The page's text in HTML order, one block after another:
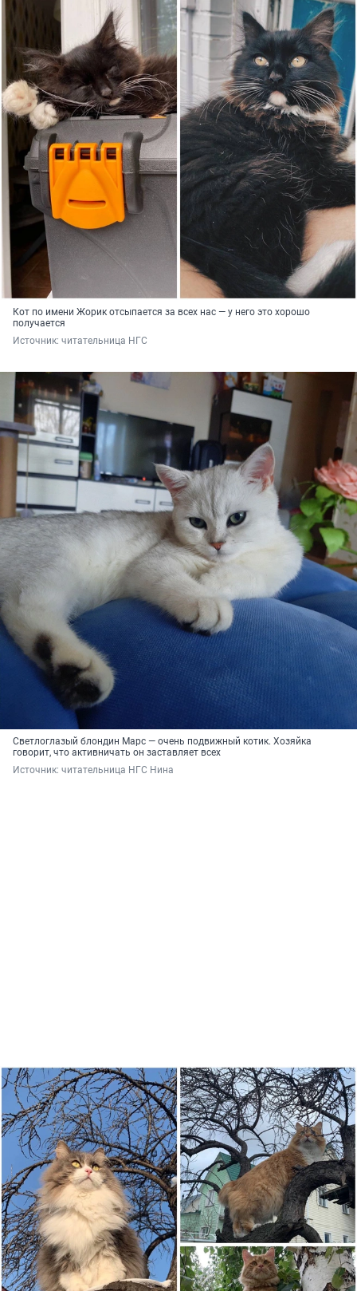
Кот по имени Жорик отсыпается за всех нас — у него это хорошо
получается
Источник: читательница НГС
Светлоглазый блондин Марс — очень подвижный котик. Хозяйка
говорит, что активничать он заставляет всех
Источник: читательница НГС Нина